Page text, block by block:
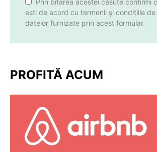
Prin bifarea acestei căsuțe confirmi
ești de acord cu termenii și condițiile
datelor furnizate prin acest formular.
PROFITĂ ACUM